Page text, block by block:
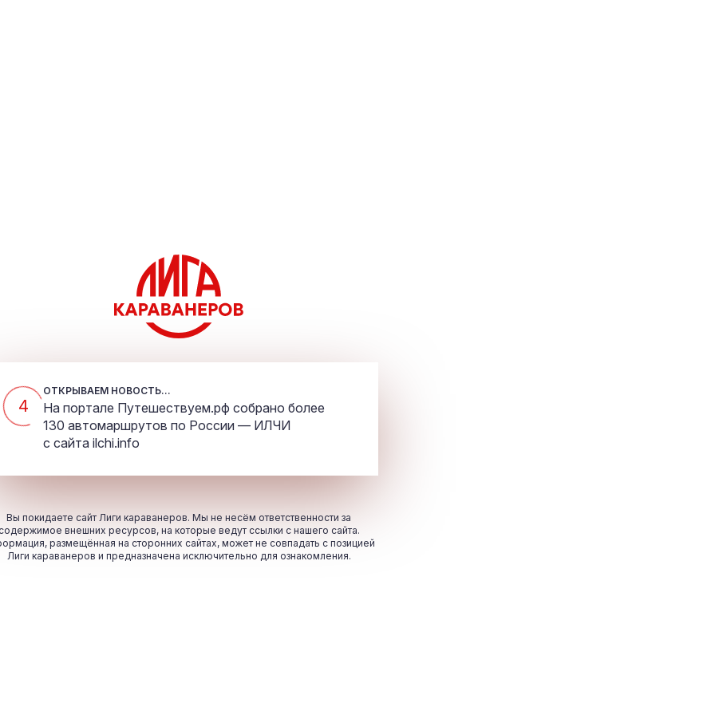
4
ОТКРЫВАЕМ НОВОСТЬ...
На портале Путешествуем.рф собрано более
130 автомаршрутов по России — ИЛЧИ
с сайта ilchi.info
Вы покидаете сайт Лиги караванеров. Мы не несём ответственности за
внешних ресурсов, на которые ведут ссылки с нашего сайта.
размещённая на сторонних сайтах, может не совпадать с позицией
Лиги караванеров и предназначена исключительно для ознакомления.